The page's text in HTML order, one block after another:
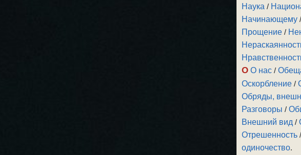
Наука /
Начинающему /
Прощение /
О О нас /
Оскорбление /
Обряды,
Разговоры /
Внешний вид /
Отрешенность
одиночество.